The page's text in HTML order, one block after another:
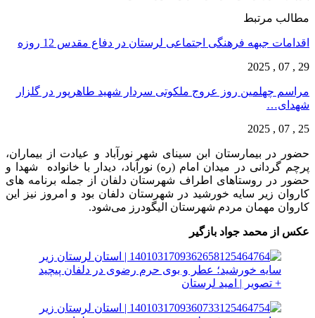
مطالب مرتبط
اقدامات جبهه فرهنگی اجتماعی لرستان در دفاع مقدس 12 روزه
29 , 07 , 2025
مراسم چهلمین روز عروج ملکوتی سردار شهید طاهرپور در گلزار
شهدای…
25 , 07 , 2025
حضور در بیمارستان ابن سینای شهر نورآباد و عیادت از بیماران،
پرچم گردانی در میدان امام (ره) نورآباد، دیدار با خانواده شهدا و
حضور در روستاهای اطراف شهرستان دلفان از جمله برنامه های
کاروان زیر سایه خورشید در شهرستان دلفان بود و امروز نیز این
کاروان مهمان مردم شهرستان الیگودرز می‌شود.
عکس از محمد جواد بازگیر